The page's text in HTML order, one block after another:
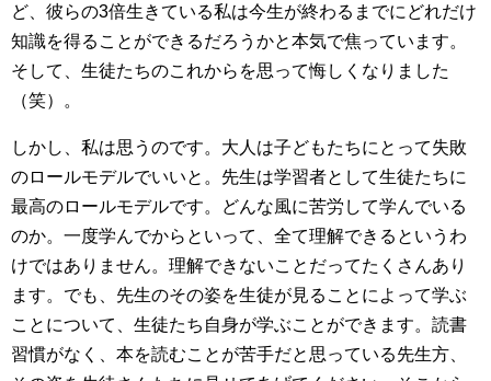
ど、彼らの3倍生きている私は今生が終わるまでにどれだけ
知識を得ることができるだろうかと本気で焦っています。
そして、生徒たちのこれからを思って悔しくなりました
（笑）。
しかし、私は思うのです。大人は子どもたちにとって失敗
のロールモデルでいいと。先生は学習者として生徒たちに
最高のロールモデルです。どんな風に苦労して学んでいる
のか。一度学んでからといって、全て理解できるというわ
けではありません。理解できないことだってたくさんあり
ます。でも、先生のその姿を生徒が見ることによって学ぶ
ことについて、生徒たち自身が学ぶことができます。読書
習慣がなく、本を読むことが苦手だと思っている先生方、